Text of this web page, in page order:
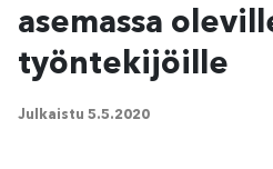
asemassa
työntekijöille
Julkaistu 5.5.2020